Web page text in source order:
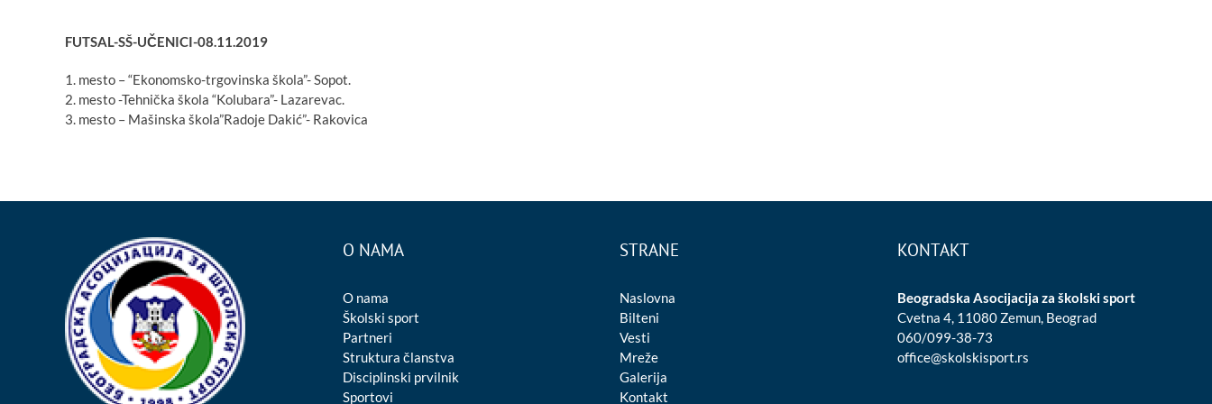
FUTSAL-SŠ-UČENICI-08.11.2019
1. mesto – “Ekonomsko-trgovinska škola”- Sopot.
2. mesto -Tehnička škola “Kolubara”- Lazarevac.
3. mesto – Mašinska škola”Radoje Dakić”- Rakovica
O NAMA
O nama
Školski sport
Partneri
Struktura članstva
Disciplinski prvilnik
Sportovi
STRANE
Naslovna
Bilteni
Vesti
Mreže
Galerija
Kontakt
KONTAKT
Beogradska Asocijacija za školski sport
Cvetna 4, 11080 Zemun, Beograd
060/099-38-73
office@skolskisport.rs